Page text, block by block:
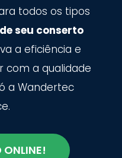
todos os tipos
seu conserto
a eficiência e
com a qualidade
a Wandertec